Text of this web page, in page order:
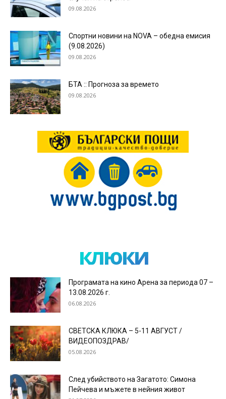
09.08.2026
Спортни новини на NOVA – обедна емисия
(9.08.2026)
09.08.2026
БТА :: Прогноза за времето
09.08.2026
клюки
Програмата на кино Арена за периода 07 –
13.08.2026 г.
06.08.2026
СВЕТСКА КЛЮКА – 5-11 АВГУСТ /
ВИДЕОПОЗДРАВ/
05.08.2026
След убийството на Загатото: Симона
Пейчева и мъжете в нейния живот